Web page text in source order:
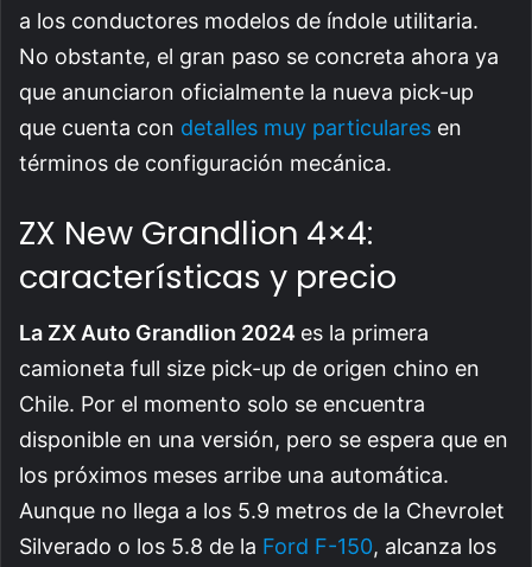
a los conductores modelos de índole utilitaria.
No obstante, el gran paso se concreta ahora ya
que anunciaron oficialmente la nueva pick-up
que cuenta con detalles muy particulares en
términos de configuración mecánica.
ZX New Grandlion 4×4:
características y precio
La ZX Auto Grandlion 2024 es la primera
camioneta full size pick-up de origen chino en
Chile. Por el momento solo se encuentra
disponible en una versión, pero se espera que en
los próximos meses arribe una automática.
Aunque no llega a los 5.9 metros de la Chevrolet
Silverado o los 5.8 de la Ford F-150, alcanza los